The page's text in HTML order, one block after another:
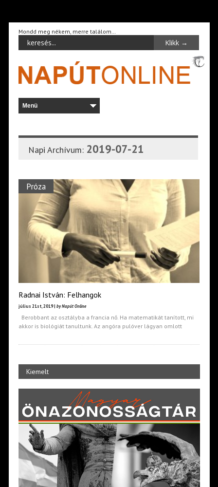
Mondd meg nékem, merre találom…
Napi Archívum: 2019-07-21
Próza
Radnai István: Felhangok
július 21st, 2019 | by Napút Online
Berobbant az osztályba a francia nő. Ha matematikát tanított, mi
akkor is biológiát tanultunk. Az angóra pulóver lágyan omlott
Kiemelt